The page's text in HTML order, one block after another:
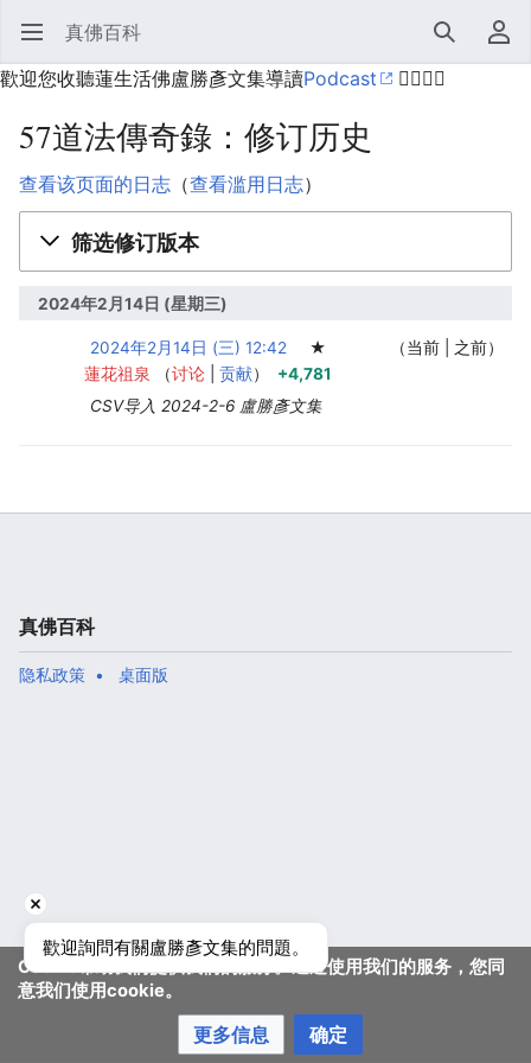
打开主菜单 真佛百科 搜索
用户菜单
歡迎您收聽蓮生活佛盧勝彥文集導讀Podcast 🙋‍♂️🙋‍♀️
57道法傳奇錄：修订历史
查看该页面的日志 （查看滥用日志）
筛选修订版本
2024年2月14日 (星期三)
当前 之前
2024年2月14日 (三) 12:42
蓮花祖泉
讨论 贡献
+4,781
CSV导入 2024-2-6 盧勝彥文集
★
Cookie帮助我们提供我们的服务。通过使用我们的服务，您同
意我们使用cookie。
更多信息 确定
真佛百科
隐私政策 桌面版
歡迎詢問有關盧勝彥文集的問題。